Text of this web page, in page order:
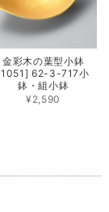
金彩木の葉型小鉢
62-3-717小
鉢・組小鉢
¥2,590